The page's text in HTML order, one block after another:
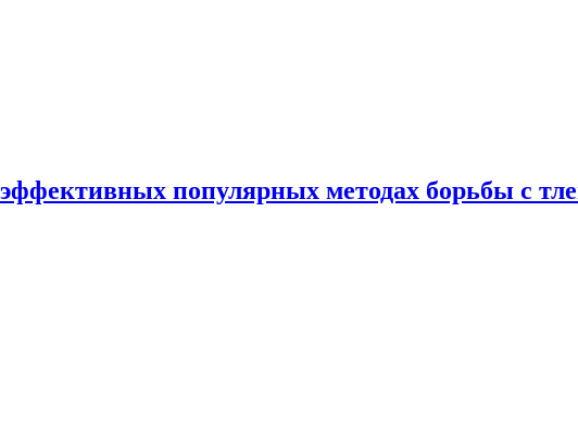
популярных методах борьбы с